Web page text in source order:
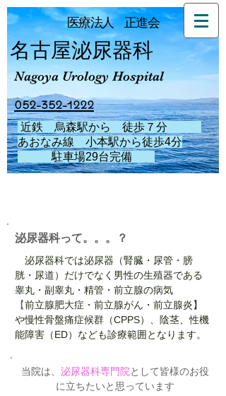
医療法人 正進会
名古屋泌尿器科
Nagoya Urology Hospital
052-352-1222
近鉄 烏森駅から 徒歩７分
あおなみ線 小本駅から徒歩4分
駐車場29台完備
​泌尿器科って。。。？
泌尿器科では泌尿器（腎臓・尿管・膀
胱・尿道）だけでなく男性の生殖器である
睾丸・副睾丸・精管・前立腺の病気
【前立腺肥大症・前立腺がん・前立腺炎】
や慢性骨盤痛症候群（CPPS）、陰茎、性機
能障害（ED）なども診療範囲となります。
当院は、 泌尿器科専門院として皆様のお役
に立ちたいと思っています